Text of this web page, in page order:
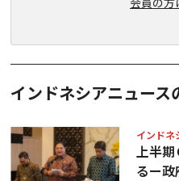
インドネシアニュース
インドネ
上半期
るー